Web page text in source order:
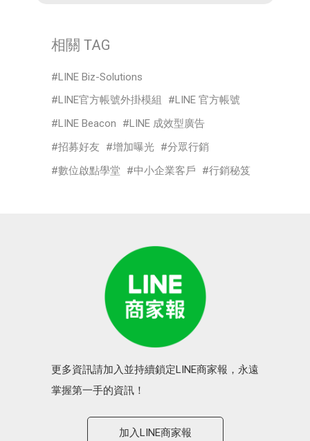
相關 TAG
LINE Biz-Solutions
LINE官方帳號外掛模組
LINE 官方帳號
LINE Beacon
LINE 成效型廣告
招募好友
增加曝光
分眾行銷
數位啟點學堂
中小企業客戶 行銷秘笈
更多資訊請加入並持續鎖定LINE商家報，永遠
掌握第一手的資訊！
加入LINE商家報